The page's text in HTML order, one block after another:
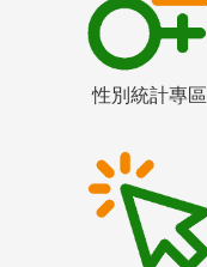
性別統計專區